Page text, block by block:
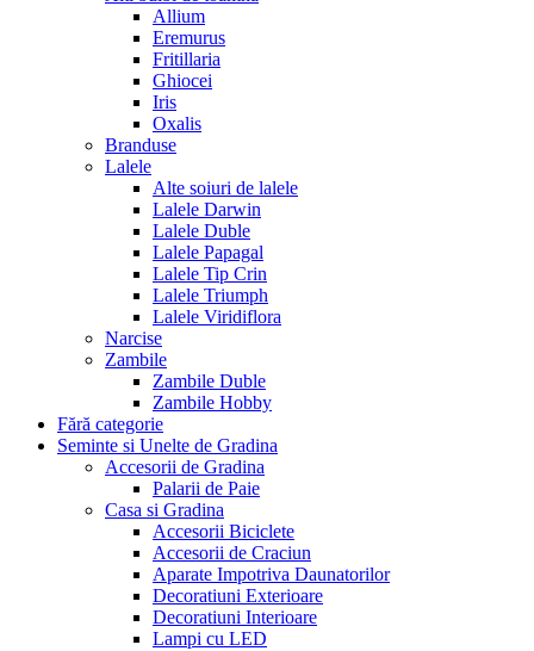
Allium
Eremurus
Fritillaria
Ghiocei
Iris
Oxalis
Branduse
Lalele
Alte soiuri de lalele
Lalele Darwin
Lalele Duble
Lalele Papagal
Lalele Tip Crin
Lalele Triumph
Lalele Viridiflora
Narcise
Zambile
Zambile Duble
Zambile Hobby
Fără categorie
Seminte si Unelte de Gradina
Accesorii de Gradina
Palarii de Paie
Casa si Gradina
Accesorii Biciclete
Accesorii de Craciun
Aparate Impotriva Daunatorilor
Decoratiuni Exterioare
Decoratiuni Interioare
Lampi cu LED